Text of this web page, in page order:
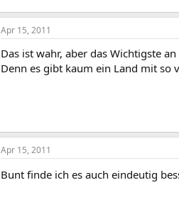
Apr 15, 2011
Das ist wahr, aber das Wichtigste
Denn es gibt kaum ein Land mit so
Apr 15, 2011
Bunt finde ich es auch eindeutig